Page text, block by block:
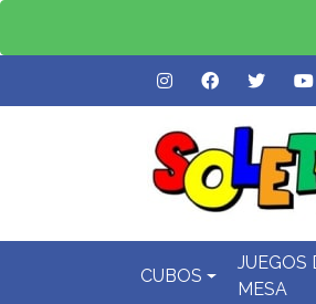
CUBOS
JUEGOS
MESA